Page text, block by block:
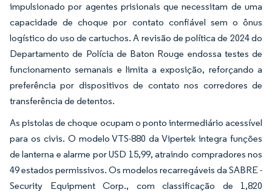
impulsionado por agentes prisionais que necessitam de uma
capacidade de choque por contato confiável sem o ônus
logístico do uso de cartuchos. A revisão de política de 2024 do
Departamento de Polícia de Baton Rouge endossa testes de
funcionamento semanais e limita a exposição, reforçando a
preferência por dispositivos de contato nos corredores de
transferência de detentos.
As pistolas de choque ocupam o ponto intermediário acessível
para os civis. O modelo VTS-880 da Vipertek integra funções
de lanterna e alarme por USD 15,99, atraindo compradores nos
49 estados permissivos. Os modelos recarregáveis da SABRE -
Security Equipment Corp., com classificação de 1,820